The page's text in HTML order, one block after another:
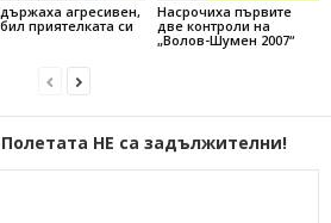
агресивен,
приятелката си
Насрочиха първите
две контроли на
„Волов-Шумен 2007“
НЕ са задължителни!